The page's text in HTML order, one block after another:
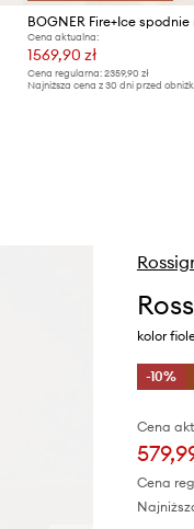
Cena aktualna:
1569,90 zł
Cena regularna: 2359,90 zł
Najniższa cena z 30 dni przed
kolor
-10%
Cena
Cena